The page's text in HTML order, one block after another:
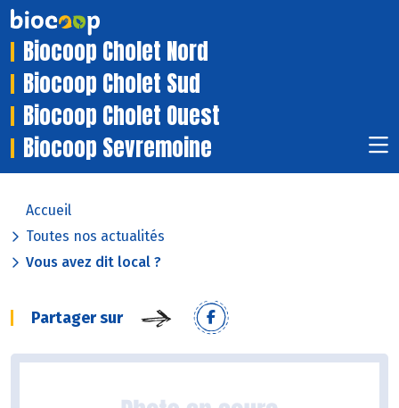
Biocoop Cholet Nord
Biocoop Cholet Sud
Biocoop Cholet Ouest
Biocoop Sevremoine
Accueil
Toutes nos actualités
Vous avez dit local ?
Partager sur